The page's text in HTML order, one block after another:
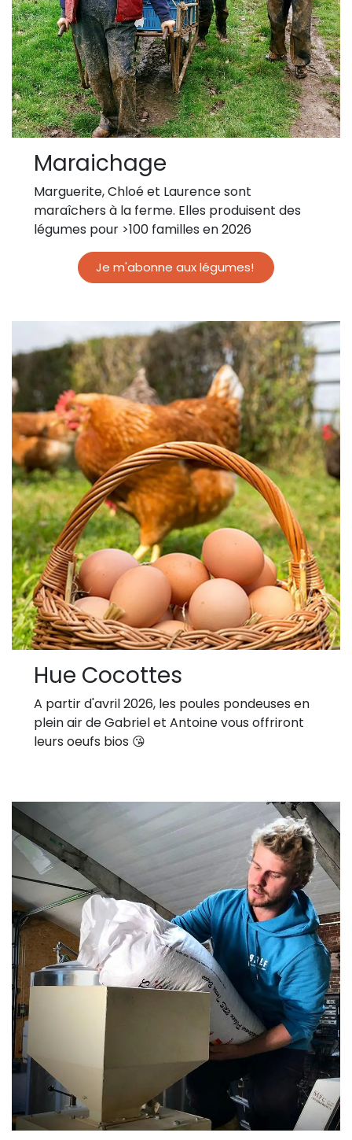
Maraichage
Marguerite, Chloé et Laurence sont
maraîchers à la ferme. Elles produisent des
légumes pour >100 familles en 2026
Je m'abonne aux légumes!
Hue Cocottes
A partir d'avril 2026, les poules pondeuses en
plein air de Gabriel et Antoine vous offriront
leurs oeufs bios 😘